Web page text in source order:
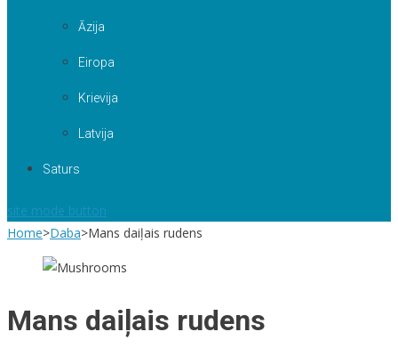
Āzija
Eiropa
Krievija
Latvija
Saturs
site mode button
Home>Daba>Mans daiļais rudens
Mans daiļais rudens